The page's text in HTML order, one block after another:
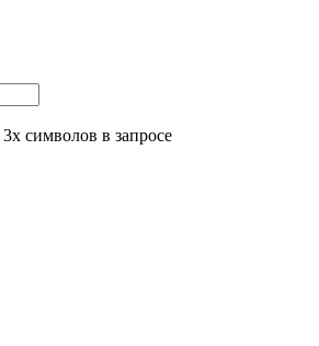
символов в запросе